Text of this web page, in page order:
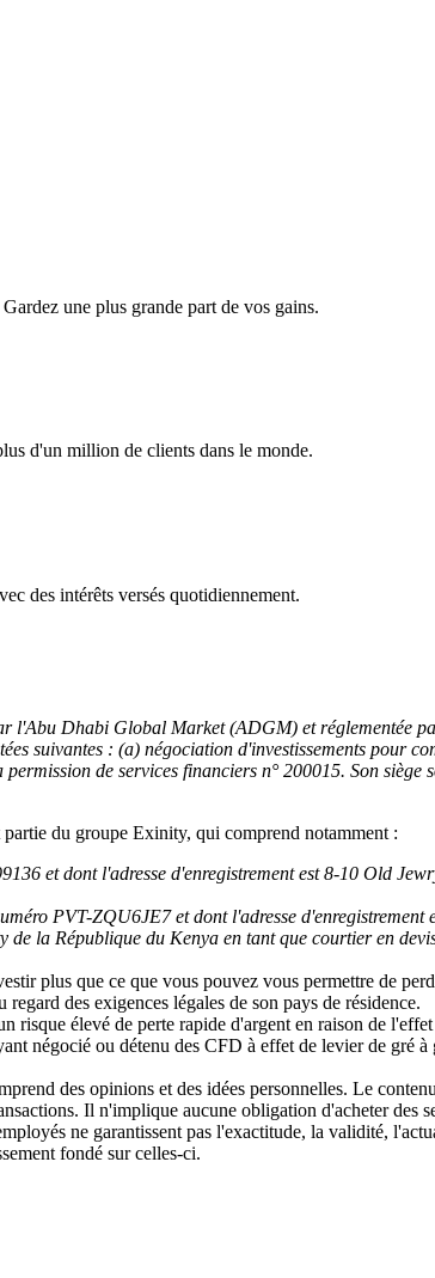
une plus grande part de vos gains.
d'un million de clients dans le monde.
des intérêts versés quotidiennement.
l'Abu Dhabi Global Market (ADGM) et réglementée
suivantes : (a) négociation d'investissements pour
de services financiers n° 200015. Son
du groupe Exinity, qui comprend notamment :
et dont l'adresse d'enregistrement est 8-10 Old
PVT-ZQU6JE7 et dont l'adresse
la République du Kenya en tant que courtier en
plus que ce que vous pouvez vous permettre de
des exigences légales de son pays de résidence.
risque élevé de perte rapide d'argent en raison de
négocié ou détenu des CFD à effet de levier de gré
des opinions et des idées personnelles. Le
Il n'implique aucune obligation d'acheter
ne garantissent pas l'exactitude, la validité,
fondé sur celles-ci.